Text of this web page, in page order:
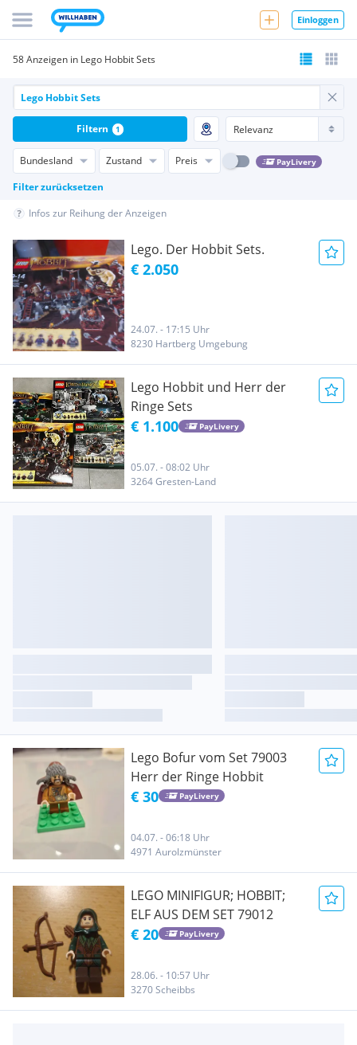
Einloggen
58 Anzeigen in Lego Hobbit Sets
Bundesland Zustand Preis PayLivery
Filter zurücksetzen
Filtern 1
Infos zur Reihung der Anzeigen
Lego. Der Hobbit Sets.
€ 2.050
24.07. - 17:15 Uhr
8230 Hartberg Umgebung
Lego Hobbit und Herr der
Ringe Sets
€ 1.100 PayLivery
05.07. - 08:02 Uhr
3264 Gresten-Land
Lego Bofur vom Set 79003
Herr der Ringe Hobbit
€ 30 PayLivery
04.07. - 06:18 Uhr
4971 Aurolzmünster
LEGO MINIFIGUR; HOBBIT;
ELF AUS DEM SET 79012
€ 20 PayLivery
28.06. - 10:57 Uhr
3270 Scheibbs